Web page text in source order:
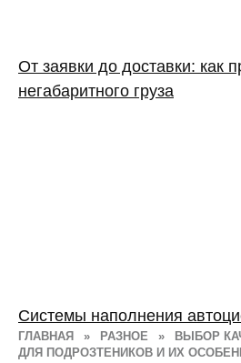
ГЛАВНАЯ » РАЗНОЕ »
ВЫБОР
ДЛЯ ПОДРОЗТЕНИКОВ И ИХ
От заявки до доставки: как
негабаритного груза
Системы наполнения